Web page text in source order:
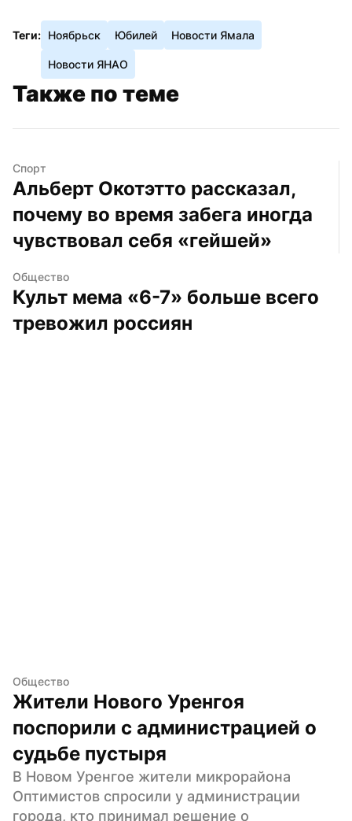
Теги: Ноябрьск Юбилей Новости Ямала
Новости ЯНАО
Также по теме
Спорт
Альберт Окотэтто рассказал,
почему во время забега иногда
чувствовал себя «гейшей»
Общество
Культ мема «6-7» больше всего
тревожил россиян
Общество
Жители Нового Уренгоя
поспорили с администрацией о
судьбе пустыря
В Новом Уренгое жители микрорайона
Оптимистов спросили у администрации
города, кто принимал решение о